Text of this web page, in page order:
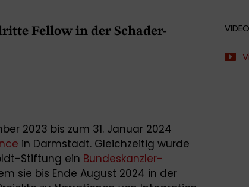
Fellow in der Schader-
2023 bis zum 31. Januar 2024
in Darmstadt. Gleichzeitig wurde
Stiftung ein Bundeskanzler-
sie bis Ende August 2024 in der
VIDEO